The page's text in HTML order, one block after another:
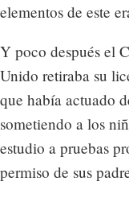
elementos de este
Y poco después el
Unido retiraba su
que había actuado
sometiendo a los
estudio a pruebas
permiso de sus